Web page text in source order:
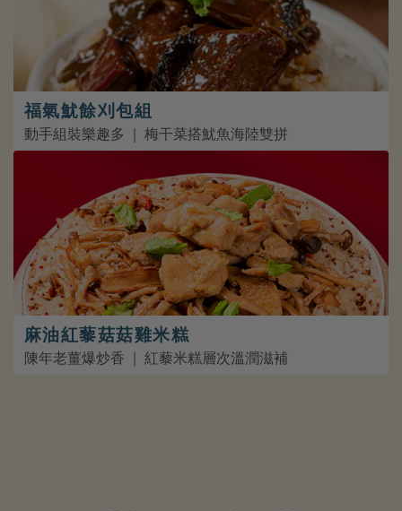
福氣魷餘刈包組
動手組裝樂趣多 ｜ 梅干菜搭魷魚海陸雙拼
麻油紅藜菇菇雞米糕
陳年老薑爆炒香 ｜ 紅藜米糕層次溫潤滋補